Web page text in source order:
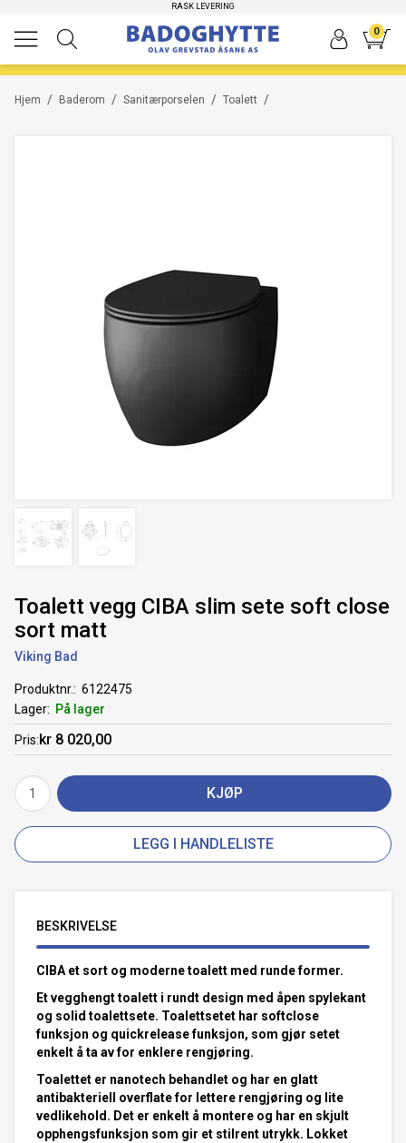
RASK LEVERING
HØYKVALITETS PRODUKTER
0
/
Hjem /
Baderom /
Sanitærporselen /
Toalett
Toalett vegg CIBA slim sete soft close
sort matt
Viking Bad
Produktnr.
6122475
Lager
På lager
Pris kr 8 020,00
KJØP
LEGG I HANDLELISTE
BESKRIVELSE
CIBA et sort og moderne toalett med runde former.
Et vegghengt toalett i rundt design med åpen spylekant
og solid toalettsete. Toalettsetet har softclose
funksjon og quickrelease funksjon, som gjør setet
enkelt å ta av for enklere rengjøring.
Toalettet er nanotech behandlet og har en glatt
antibakteriell overflate for lettere rengjøring og lite
vedlikehold. Det er enkelt å montere og har en skjult
opphengsfunksjon som gir et stilrent utrykk. Lokket
-14%